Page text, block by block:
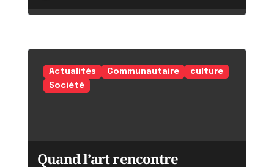
Actualités Communautaire
culture
Société
Quand l’art rencontre